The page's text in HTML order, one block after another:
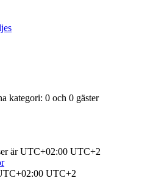
kategori: 0 och 0 gäster
är UTC+02:00 UTC+2
UTC+2